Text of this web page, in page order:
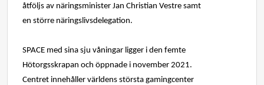
åtföljs av näringsminister Jan Christian Vestre samt
en större näringslivsdelegation.
SPACE med sina sju våningar ligger i den femte
Hötorgsskrapan och öppnade i november 2021.
Centret innehåller världens största gamingcenter